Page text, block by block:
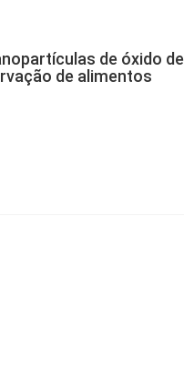
de óxido de
de alimentos